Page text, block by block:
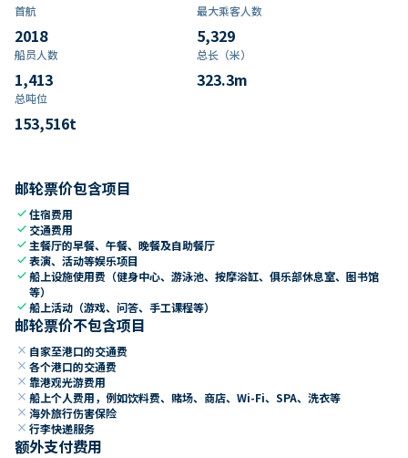
首航
2018
最大乘客人数
5,329
船员人数
1,413
总长（米）
323.3m
总吨位
153,516t
邮轮票价包含项目
check住宿费用
check 交通费用
check 主餐厅的早餐、午餐、晚餐及自助餐厅
check表演、活动等娱乐项目
check船上设施使用费（健身中心、游泳池、按摩浴缸、俱乐部休息室、图书馆
等）
check船上活动（游戏、问答、手工课程等）
邮轮票价不包含项目
close 自家至港口的交通费
close 各个港口的交通费
close 靠港观光游费用
close 船上个人费用，例如饮料费、赌场、商店、Wi-Fi、SPA、洗衣等
close 海外旅行伤害保险
close 行李快递服务
额外支付费用